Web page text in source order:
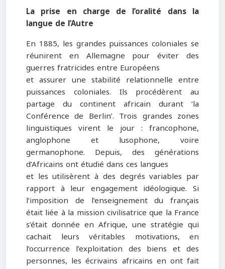
La prise en charge de l’oralité dans la
langue de l’Autre
En 1885, les grandes puissances coloniales se
réunirent en Allemagne pour éviter des
guerres fratricides entre Européens
et assurer une stabilité relationnelle entre
puissances coloniales. Ils procédèrent au
partage du continent africain durant ‘la
Conférence de Berlin’. Trois grandes zones
linguistiques virent le jour : francophone,
anglophone et lusophone, voire
germanophone. Depuis, des générations
d’Africains ont étudié dans ces langues
et les utilisèrent à des degrés variables par
rapport à leur engagement idéologique. Si
l’imposition de l’enseignement du français
était liée à la mission civilisatrice que la France
s’était donnée en Afrique, une stratégie qui
cachait leurs véritables motivations, en
l’occurrence l’exploitation des biens et des
personnes, les écrivains africains en ont fait